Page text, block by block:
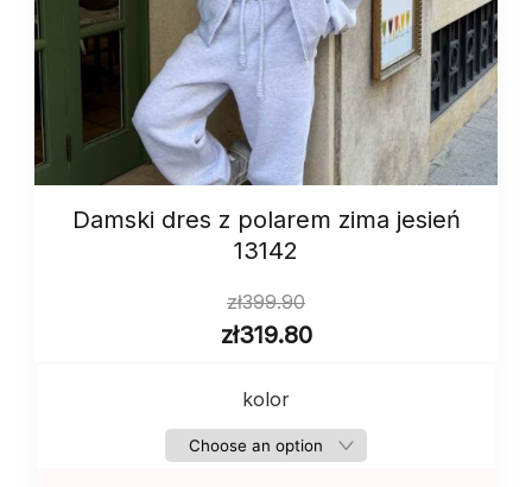
Damski dres z polarem zima jesień
13142
zł399.90
zł319.80
kolor